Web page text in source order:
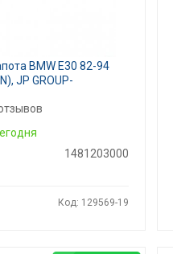
BMW E30 82-94
JP GROUP-
1481203000
Код: 129569-19